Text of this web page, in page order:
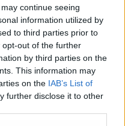
continue seeing
information utilized by
to third parties prior to
out of the further
by third parties on the
This information may
on the IAB’s List of
further disclose it to other